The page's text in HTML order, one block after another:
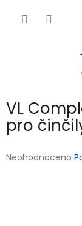
VL
pro
Průměrné
Neohodnoceno